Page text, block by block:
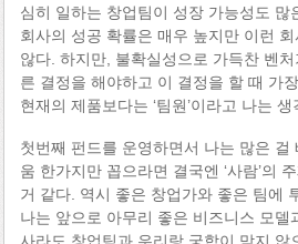
심히 일하는 창업팀이 성장 가능성도 많
회사의 성공 확률은 매우 높지만 이런
않다. 하지만, 불확실성으로 가득찬 벤
른 결정을 해야하고 이 결정을 할 때 가
현재의 제품보다는 ‘팀원’이라고 나는 생
첫번째 펀드를 운영하면서 나는 많은 걸
움 한가지만 꼽으라면 결국엔 ‘사람’의
거 같다. 역시 좋은 창업가와 좋은 팀에
나는 앞으로 아무리 좋은 비즈니스 모델